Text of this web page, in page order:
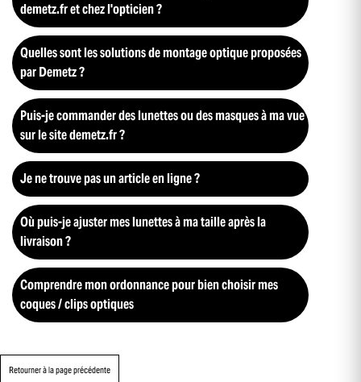
demetz.fr et chez l'opticien ?
Quelles sont les solutions de montage optique proposées
par Demetz ?
Puis-je commander des lunettes ou des masques à ma vue
sur le site demetz.fr ?
Je ne trouve pas un article en ligne ?
Où puis-je ajuster mes lunettes à ma taille après la
livraison ?
Comprendre mon ordonnance pour bien choisir mes
coques / clips optiques
Retourner à la page précédente